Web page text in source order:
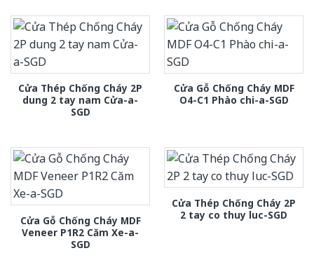
Cửa Thép Chống Cháy 2P
dung 2 tay nam Cửa-a-
SGD
Cửa Gỗ Chống Cháy MDF
O4-C1 Phào chi-a-SGD
Cửa Gỗ Chống Cháy MDF
Veneer P1R2 Căm Xe-a-
SGD
Cửa Thép Chống Cháy 2P
2 tay co thuy luc-SGD